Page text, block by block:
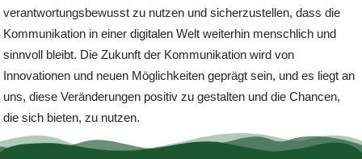
verantwortungsbewusst zu nutzen und sicherzustellen, dass die
Kommunikation in einer digitalen Welt weiterhin menschlich und
sinnvoll bleibt. Die Zukunft der Kommunikation wird von
Innovationen und neuen Möglichkeiten geprägt sein, und es liegt an
uns, diese Veränderungen positiv zu gestalten und die Chancen,
die sich bieten, zu nutzen.